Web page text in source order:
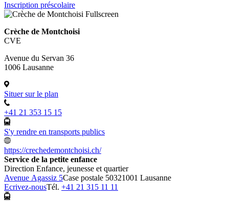
Inscription préscolaire
Fullscreen
Crèche de Montchoisi
CVE
Avenue du Servan 36
1006 Lausanne
Situer sur le plan
+41 21 353 15 15
S'y rendre en transports publics
https://crechedemontchoisi.ch/
Service de la petite enfance
Direction Enfance, jeunesse et quartier
Avenue Agassiz 5Case postale 50321001 Lausanne
Ecrivez-nousTél. +41 21 315 11 11